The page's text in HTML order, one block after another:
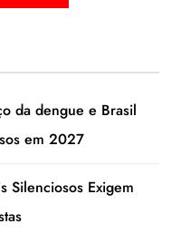
da dengue e Brasil
em 2027
Silenciosos Exigem